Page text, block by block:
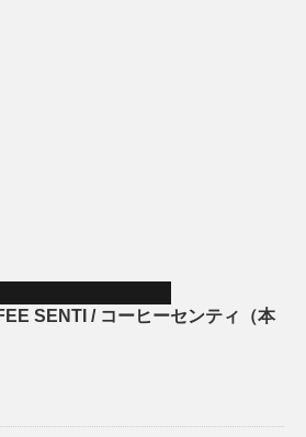
SENTI / コーヒーセンティ（本